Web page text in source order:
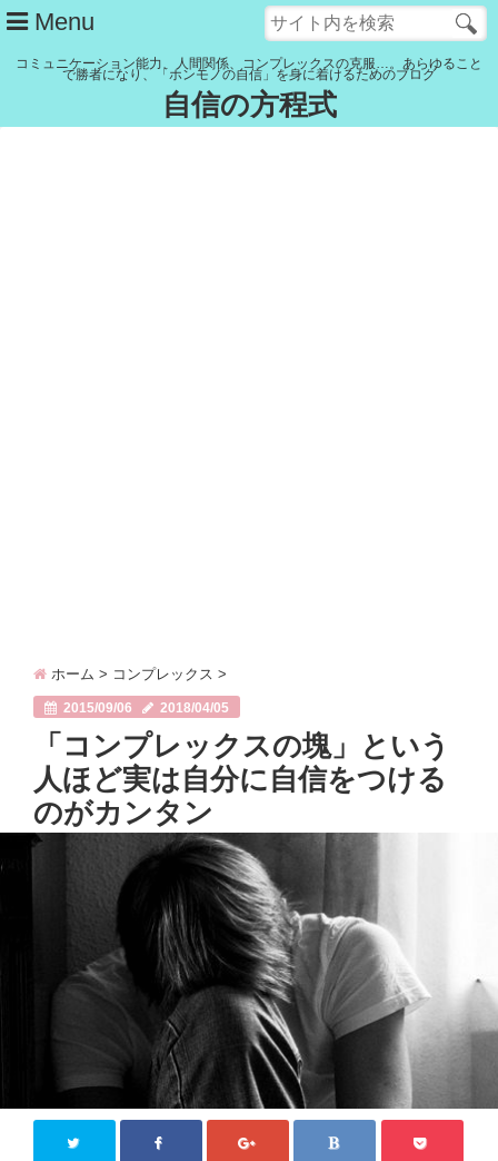
Menu
管理人紹介
コミュニケーション能力、人間関係、コンプレックスの克服…。あらゆること
で勝者になり、「ホンモノの自信」を身に着けるためのブログ
自信の方程式
ホーム > コンプレックス >
2015/09/06 2018/04/05
「コンプレックスの塊」という
人ほど実は自分に自信をつける
のがカンタン